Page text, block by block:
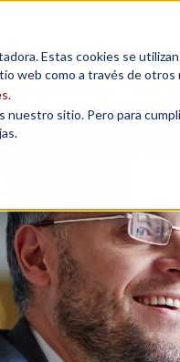
Estas cookies se
web como a través de
.
sitio. Pero para